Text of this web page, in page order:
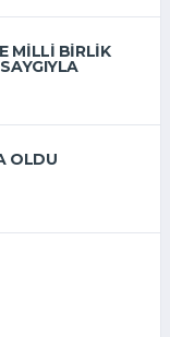
MİLLİ BİRLİK
OLDU